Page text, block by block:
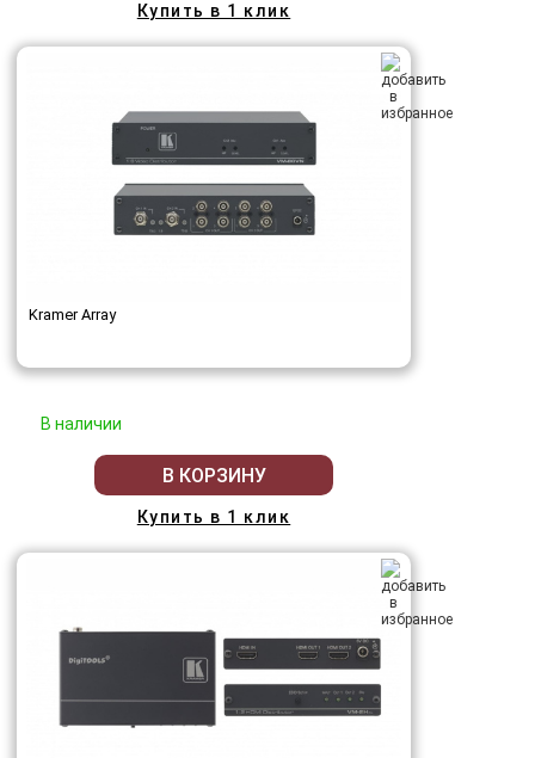
Купить в 1 клик
Kramer Array
В наличии
В КОРЗИНУ
Купить в 1 клик